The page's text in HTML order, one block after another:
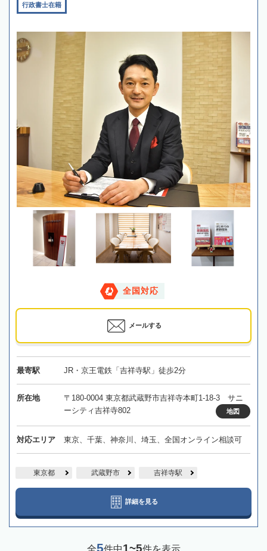
行政書士在籍
全国対応
メールする
最寄駅 JR・京王電鉄「吉祥寺駅」徒歩2分
所在地
〒180-0004 東京都武蔵野市吉祥寺本町1-18-3 サニ
ーシティ吉祥寺802
地図
対応エリア 東京、千葉、神奈川、埼玉、全国オンライン相談可
東京都 武蔵野市 吉祥寺駅
詳細を見る
5